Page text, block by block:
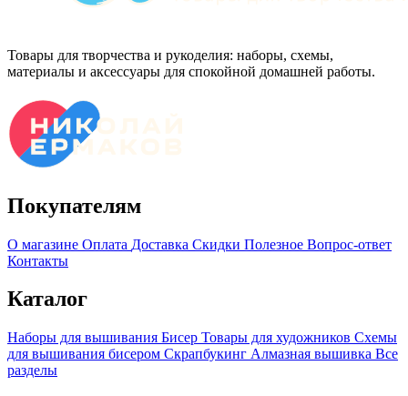
Товары для творчества и рукоделия: наборы, схемы,
материалы и аксессуары для спокойной домашней работы.
Покупателям
О магазине Оплата Доставка Скидки Полезное Вопрос-ответ
Контакты
Каталог
Наборы для вышивания Бисер Товары для художников Схемы
для вышивания бисером Скрапбукинг Алмазная вышивка Все
разделы